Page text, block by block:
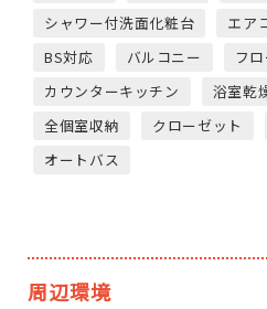
シャワー付洗面化粧台
エア
BS対応
バルコニー フ
カウンターキッチン
浴室乾
全個室収納
クローゼット
オートバス
周辺環境